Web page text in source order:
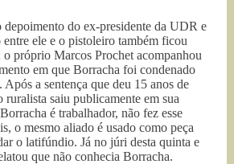
depoimento do ex-presidente da UDR e
ele e o pistoleiro também ficou
o próprio Marcos Prochet acompanhou
em que Borracha foi condenado
a sentença que deu 15 anos de
ruralista saiu publicamente em sua
é trabalhador, não fez esse
o mesmo aliado é usado como peça
o latifúndio. Já no júri desta quinta e
que não conhecia Borracha.